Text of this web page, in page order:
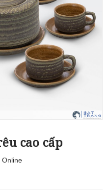
cao cấp
Online